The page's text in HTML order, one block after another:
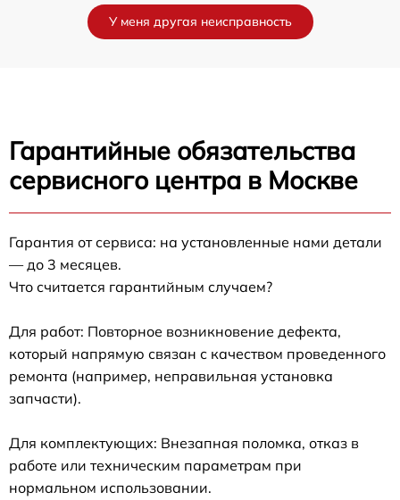
У меня другая неисправность
Гарантийные обязательства
сервисного центра в Москве
Гарантия от сервиса: на установленные нами детали
— до 3 месяцев.
Что считается гарантийным случаем?
Для работ: Повторное возникновение дефекта,
который напрямую связан с качеством проведенного
ремонта (например, неправильная установка
запчасти).
Для комплектующих: Внезапная поломка, отказ в
работе или техническим параметрам при
нормальном использовании.